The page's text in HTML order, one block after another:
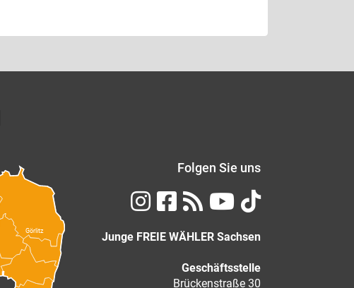
Görlitz
Folgen Sie uns
Junge FREIE WÄHLER Sachsen
Geschäftsstelle
Brückenstraße 30